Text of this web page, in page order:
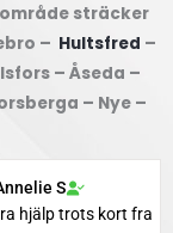
sträcker
– Hultsfred –
– Åseda –
– Nye –